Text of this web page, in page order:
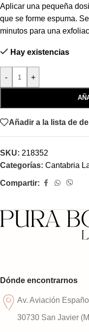
Aplicar una pequeña
que se forme espuma.
minutos para una
Hay existencias
- +
Añadir a la lista de
SKU: 218352
Categorías: Cantabria
Compartir:
Dónde encontrarnos
Av. Aviación
30730 San Javier